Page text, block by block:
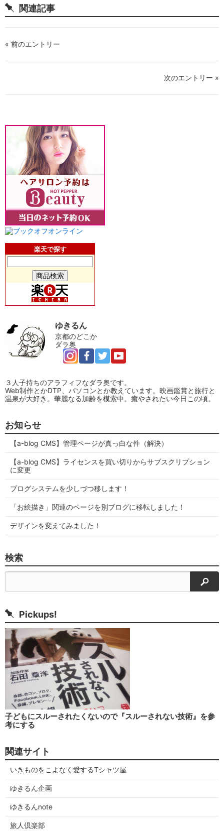
関連記事
« 前のエントリー
次のエントリー »
楽天で探す
ゆきるん
京都のどこか
ダラ奥
３人子持ちのアラフィフなダラ奥です。
Web制作とかDTP、パソコンとか教えています。映画鑑賞と旅行と
温泉が大好き。華麗なる加齢を模索中。癒やされたい今日この頃。
お知らせ
【a-blog CMS】管理ページが真っ白な件（解決）
【a-blog CMS】ライセンスを買い切りからサブスクリプション
に変更
ブログシステムを少しづつ移します！
「お絵描き」関連のページを別ブログに移転しました！
デザインを変えてみました！
検索
検索
Pickups!
子どもにスルーされたくないので『スルーされない技術』を参
考にする
関連サイト
いきものをこよなく愛するTシャツ屋
ゆきるん企画
ゆきるんnote
旅人倶楽部